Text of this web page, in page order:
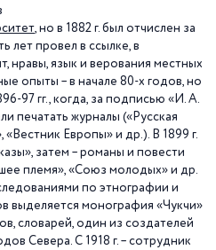
, но в 1882 г. был отчислен за
лет провел в ссылке, в
нравы, язык и верования местных
опыты – в начале 80-х годов, но
97 гг., когда, за подписью «И. А.
печатать журналы («Русская
«Вестник Европы» и др.). В 1899 г.
затем – романы и повести
племя», «Союз молодых» и др.
по этнографии и
выделяется монография «Чукчи»
словарей, один из создателей
Севера. С 1918 г. – сотрудник